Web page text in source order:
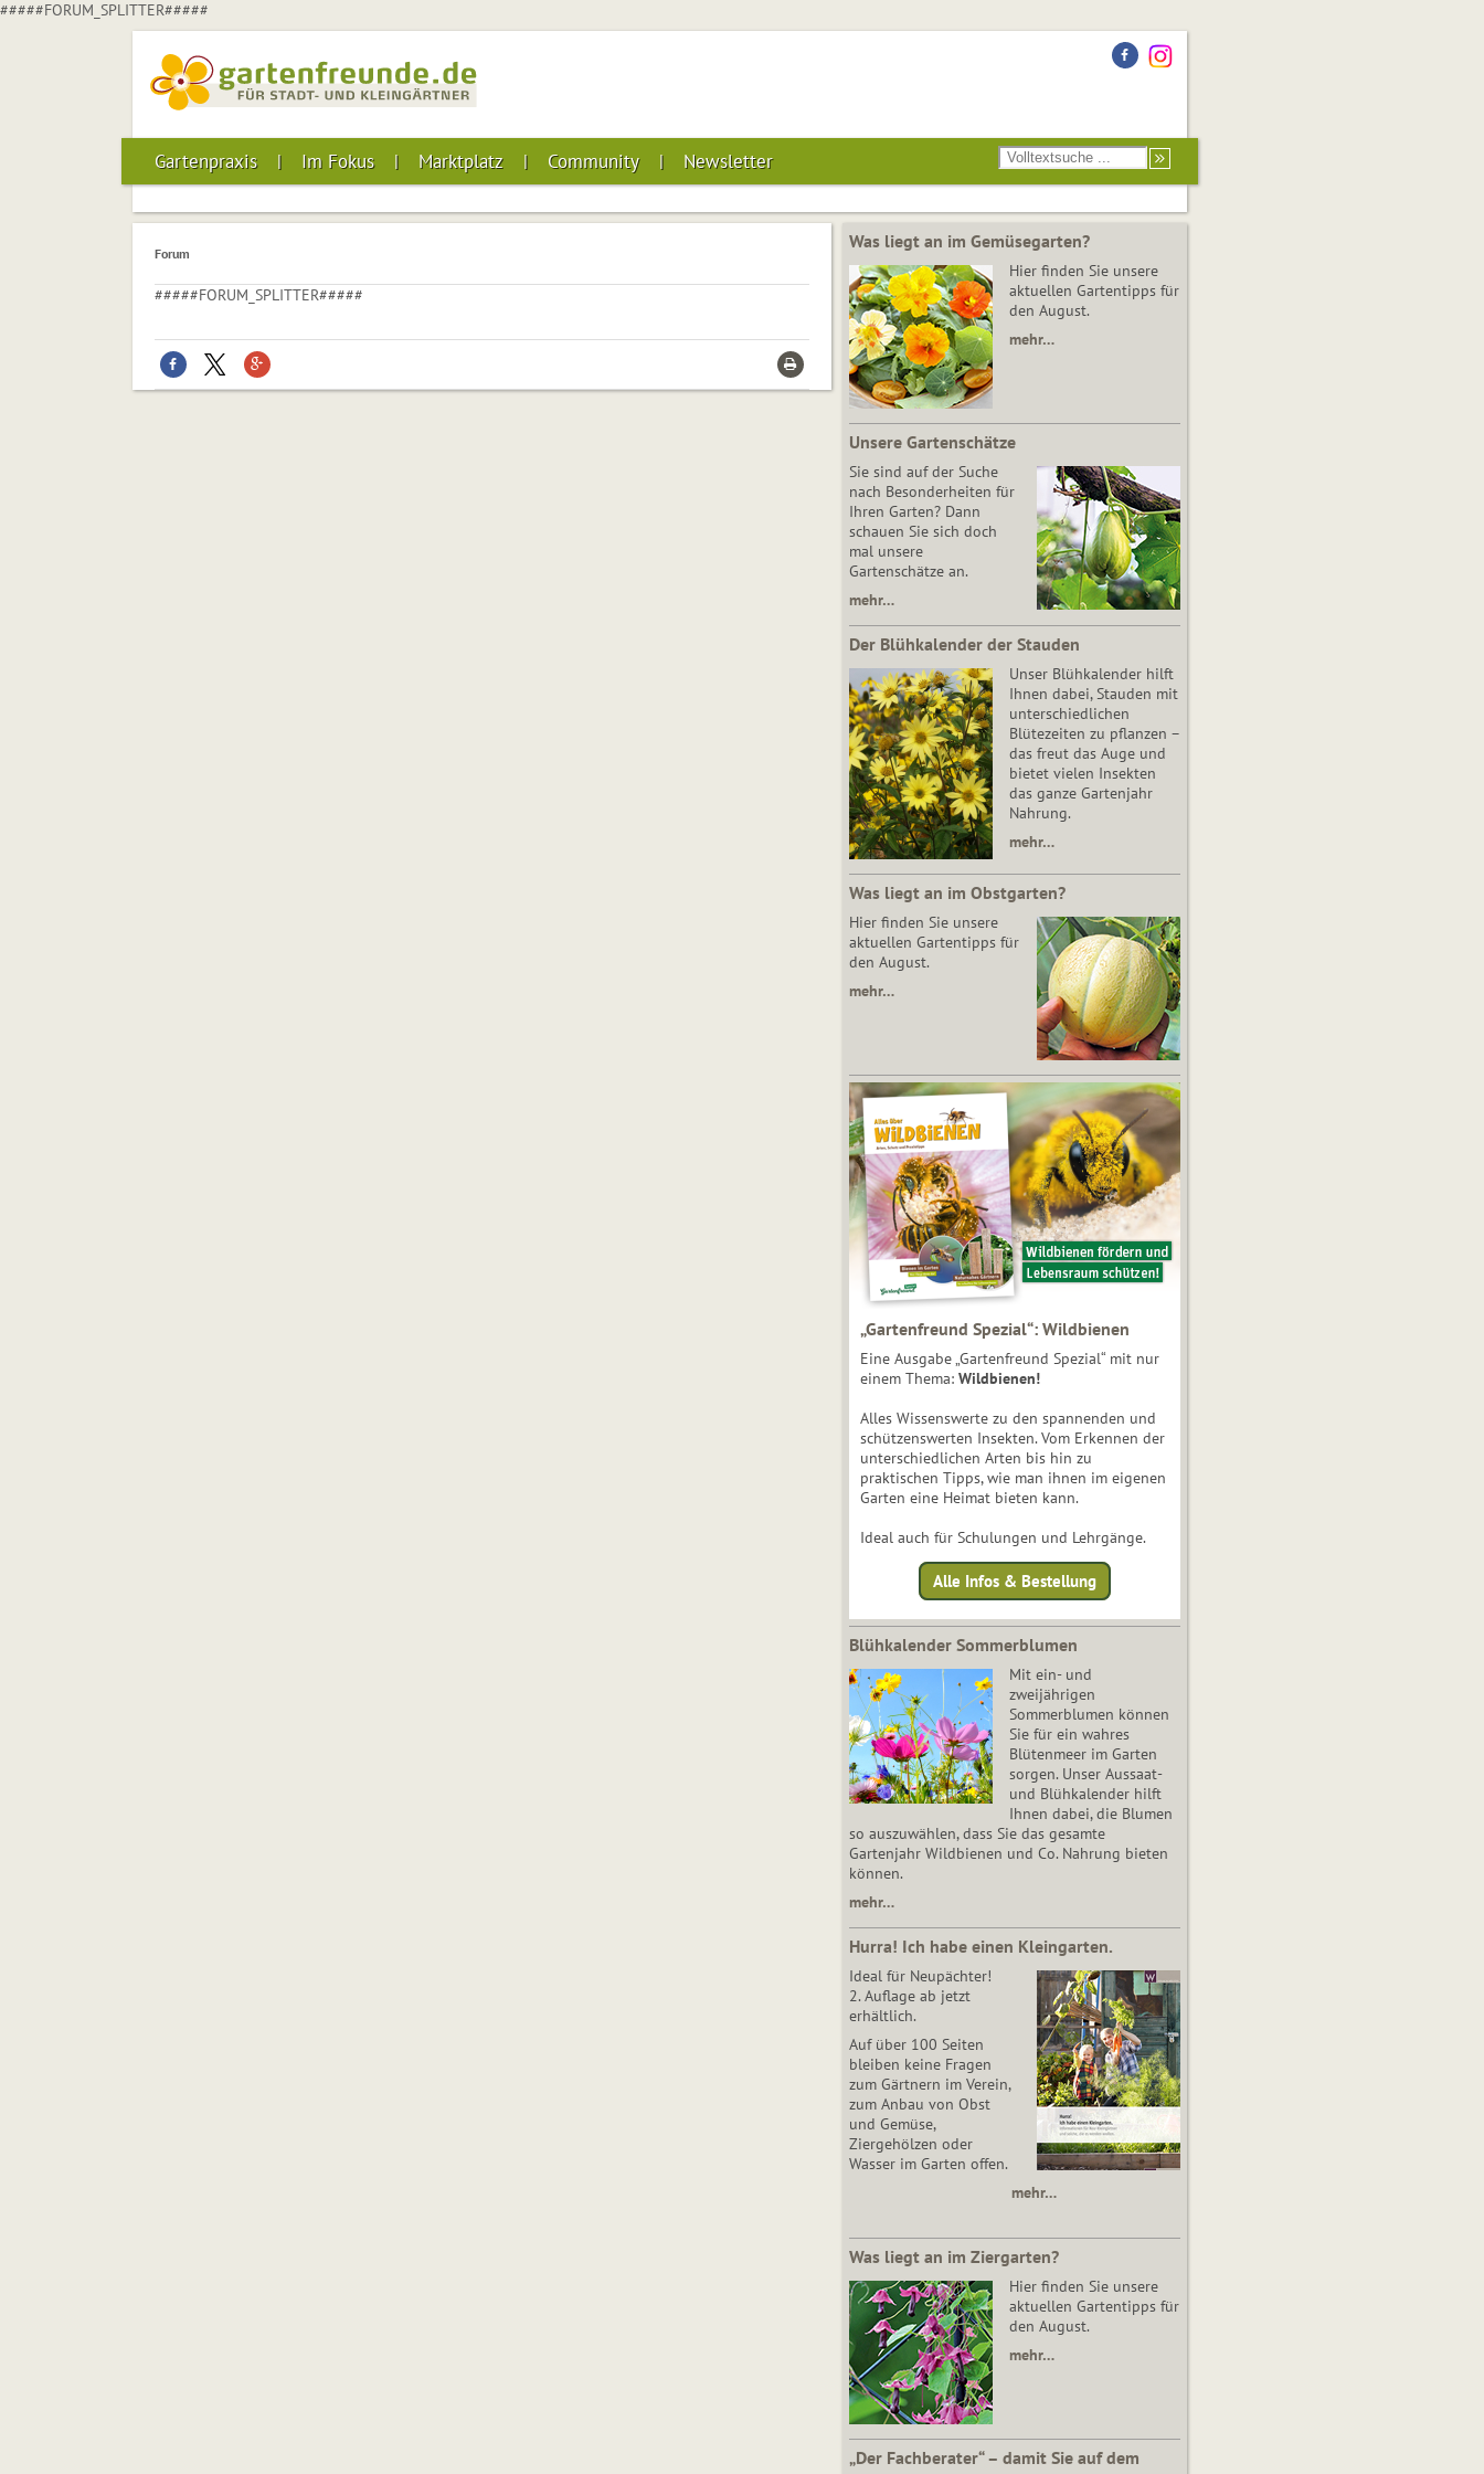
#####FORUM_SPLITTER#####
Gartenpraxis Im Fokus Marktplatz Community Newsletter
Forum
#####FORUM_SPLITTER#####
Was liegt an im Gemüsegarten?
Hier finden Sie unsere
aktuellen Gartentipps für
den August.
mehr…
Unsere Gartenschätze
Sie sind auf der Suche
nach Besonderheiten für
Ihren Garten? Dann
schauen Sie sich doch
mal unsere
Gartenschätze an.
mehr…
Der Blühkalender der Stauden
Unser Blühkalender hilft
Ihnen dabei, Stauden mit
unterschiedlichen
Blütezeiten zu pflanzen –
das freut das Auge und
bietet vielen Insekten
das ganze Gartenjahr
Nahrung.
mehr…
Was liegt an im Obstgarten?
Hier finden Sie unsere
aktuellen Gartentipps für
den August.
mehr…
„Gartenfreund Spezial“: Wildbienen
Eine Ausgabe „Gartenfreund Spezial“ mit nur
einem Thema: Wildbienen!
Alles Wissenswerte zu den spannenden und
schützenswerten Insekten. Vom Erkennen der
unterschiedlichen Arten bis hin zu
praktischen Tipps, wie man ihnen im eigenen
Garten eine Heimat bieten kann.
Ideal auch für Schulungen und Lehrgänge.
Alle Infos & Bestellung
Blühkalender Sommerblumen
Mit ein- und
zweijährigen
Sommerblumen können
Sie für ein wahres
Blütenmeer im Garten
sorgen. Unser Aussaat-
und Blühkalender hilft
Ihnen dabei, die Blumen
so auszuwählen, dass Sie das gesamte
Gartenjahr Wildbienen und Co. Nahrung bieten
können.
mehr…
Hurra! Ich habe einen Kleingarten.
Ideal für Neupächter!
2. Auflage ab jetzt
erhältlich.
Auf über 100 Seiten
bleiben keine Fragen
zum Gärtnern im Verein,
zum Anbau von Obst
und Gemüse,
Ziergehölzen oder
Wasser im Garten offen.
mehr…
Was liegt an im Ziergarten?
Hier finden Sie unsere
aktuellen Gartentipps für
den August.
mehr…
„Der Fachberater“ – damit Sie auf dem